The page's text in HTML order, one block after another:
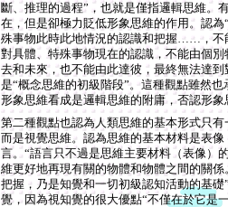
斷、推理的過程”，也就是僅指邏輯思維。
在，但是卻極力貶低形象思維的作用。認
殊事物此時此地情況的認識和把握……，不
對具體、特殊事物現在的認識，不能由個
去和未來，也不能由此達彼，最終無法達
是“概念思維的初級階段”。這種觀點雖然
形象思維看成是邏輯思維的附庸，否認形象
第二種觀點也認為人類思維的基本形式只
而是視覺思維。認為思維的基本材料是表
言。“語言只不過是思維主要材料（表像）
維更好地再現有關的物體和物體之間的關
把握，乃是知覺和一切初級認知活動的基
覺，因為視知覺的很大優點“不僅在於它是